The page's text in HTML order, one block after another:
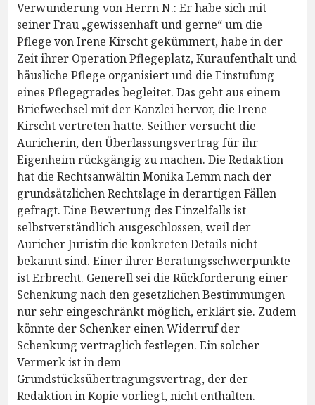
Verwunderung von Herrn N.: Er habe sich mit
seiner Frau „gewissenhaft und gerne“ um die
Pflege von Irene Kirscht gekümmert, habe in der
Zeit ihrer Operation Pflegeplatz, Kuraufenthalt und
häusliche Pflege organisiert und die Einstufung
eines Pflegegrades begleitet. Das geht aus einem
Briefwechsel mit der Kanzlei hervor, die Irene
Kirscht vertreten hatte. Seither versucht die
Auricherin, den Überlassungsvertrag für ihr
Eigenheim rückgängig zu machen. Die Redaktion
hat die Rechtsanwältin Monika Lemm nach der
grundsätzlichen Rechtslage in derartigen Fällen
gefragt. Eine Bewertung des Einzelfalls ist
selbstverständlich ausgeschlossen, weil der
Auricher Juristin die konkreten Details nicht
bekannt sind. Einer ihrer Beratungsschwerpunkte
ist Erbrecht. Generell sei die Rückforderung einer
Schenkung nach den gesetzlichen Bestimmungen
nur sehr eingeschränkt möglich, erklärt sie. Zudem
könnte der Schenker einen Widerruf der
Schenkung vertraglich festlegen. Ein solcher
Vermerk ist in dem
Grundstücksübertragungsvertrag, der der
Redaktion in Kopie vorliegt, nicht enthalten.